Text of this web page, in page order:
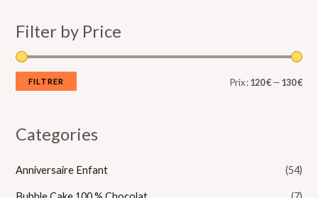
Filter by Price
m
i
m
a
FILTRER Prix :120 €—130 €
Categories
Anniversaire Enfant (54)